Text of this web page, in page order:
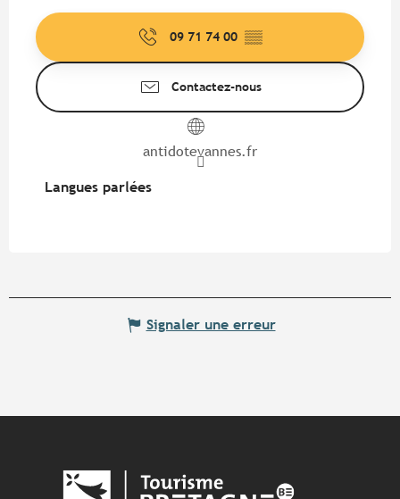
09 71 74 00 ▒▒
Contactez-nous
antidotevannes.fr
Langues parlées
Langues parlées
Signaler une erreur